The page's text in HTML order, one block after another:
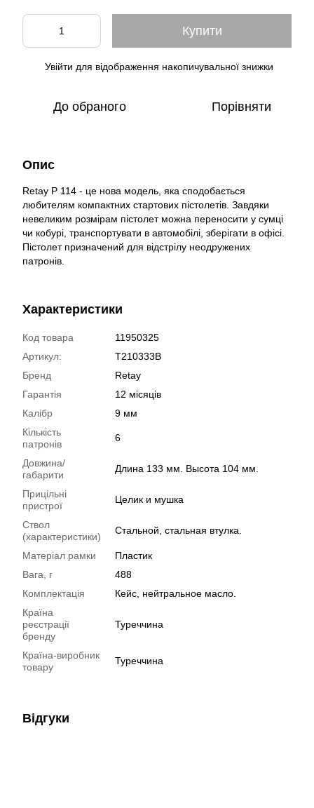
Купити
Увійти для відображення накопичувальної знижки
До обраного Порівняти
Опис
Retay P 114 - це нова модель, яка сподобається
любителям компактних стартових пістолетів. Завдяки
невеликим розмірам пістолет можна переносити у сумці
чи кобурі, транспортувати в автомобілі, зберігати в офісі.
Пістолет призначений для відстрілу неодружених
патронів.
Характеристики
Код товара
11950325
Артикул:
T210333B
Бренд
Retay
Гарантія
12 місяців
Калібр
9 мм
Кількість
патронів
6
Довжина/
габарити
Длина 133 мм. Высота 104 мм.
Прицільні
пристрої
Целик и мушка
Ствол
(характеристики)
Стальной, стальная втулка.
Матеріал рамки
Пластик
Вага, г
488
Комплектація
Кейс, нейтральное масло.
Країна
реєстрації
бренду
Туреччина
Країна-виробник
товару
Туреччина
Відгуки